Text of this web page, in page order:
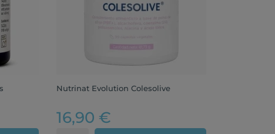
Nutrinat Evolution Colesolive
16,90 €